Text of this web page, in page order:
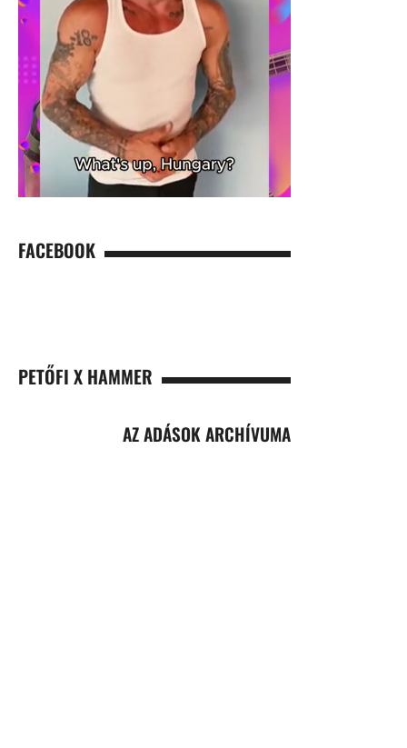
FACEBOOK
PETŐFI X HAMMER
AZ ADÁSOK ARCHÍVUMA